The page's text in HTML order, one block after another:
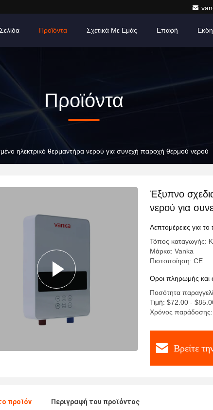
Προϊόντα Σχετικά Με Εμάς Επαφή
Προϊόντα
ηλεκτρικό θερμαντήρα νερού για συνεχή παροχή θερμού νερού
Έξυπνο
νερού για
Λεπτομέρειες για το
Τόπος καταγωγής:
Μάρκα: Vanka
Πιστοποίηση: CE
Όροι πληρωμής και
Ποσότητα
Τιμή: $72.00 -
Χρόνος
Βρείτε
προϊόν Περιγραφή του προϊόντος